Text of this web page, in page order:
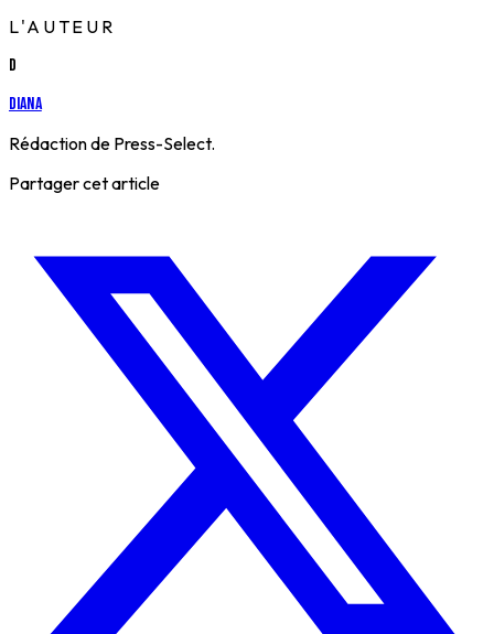
L'AUTEUR
D
Diana
Rédaction de Press-Select.
Partager cet article